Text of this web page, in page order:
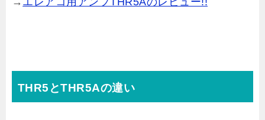
THR5とTHR5Aの違い